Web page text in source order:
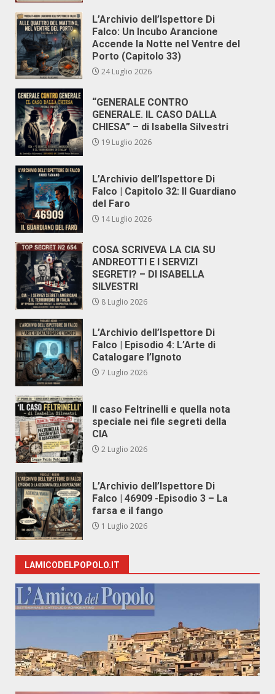
L’Archivio dell’Ispettore Di
Falco: Un Incubo Arancione
Accende la Notte nel Ventre del
Porto (Capitolo 33)
24 Luglio 2026
“GENERALE CONTRO
GENERALE. IL CASO DALLA
CHIESA” – di Isabella Silvestri
19 Luglio 2026
L’Archivio dell’Ispettore Di
Falco | Capitolo 32: Il Guardiano
del Faro
14 Luglio 2026
COSA SCRIVEVA LA CIA SU
ANDREOTTI E I SERVIZI
SEGRETI? – DI ISABELLA
SILVESTRI
8 Luglio 2026
L’Archivio dell’Ispettore Di
Falco | Episodio 4: L’Arte di
Catalogare l’Ignoto
7 Luglio 2026
Il caso Feltrinelli e quella nota
speciale nei file segreti della
CIA
2 Luglio 2026
L’Archivio dell’Ispettore Di
Falco | 46909 -Episodio 3 – La
farsa e il fango
1 Luglio 2026
LAMICODELPOPOLO.IT